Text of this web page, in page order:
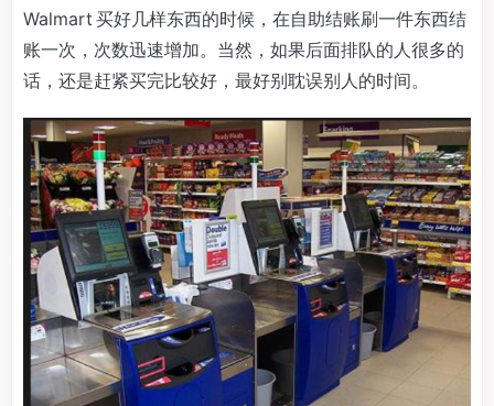
Walmart 买好几样东西的时候，在自助结账刷一件东西结
账一次，次数迅速增加。当然，如果后面排队的人很多的
话，还是赶紧买完比较好，最好别耽误别人的时间。